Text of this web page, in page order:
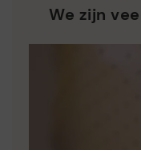
We zijn